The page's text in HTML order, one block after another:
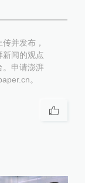
并发布，
新闻的观点
。申请澎湃
。